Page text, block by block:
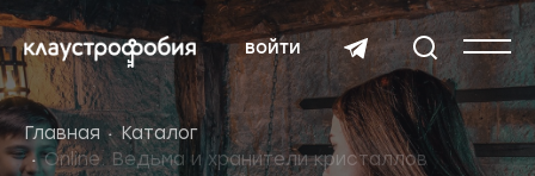
войти
Главная
Каталог
Online. Ведьма и хранители кристаллов